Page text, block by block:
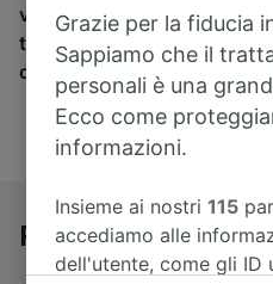
viaggio in treno e in
trovare i biglietti per
compagnie ferroviarie e dei
Pullman da
Grazie per la fiducia
Sappiamo che il
personali è una
Ecco come
informazioni.
Insieme ai nostri115
accediamo alle
dell'utente, come gli ID